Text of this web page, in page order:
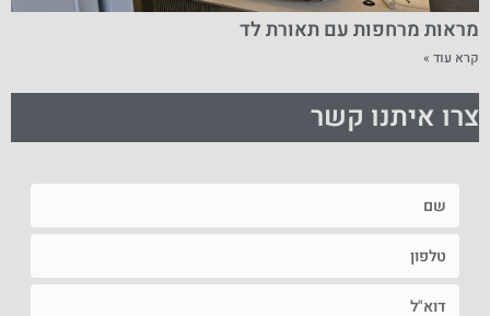
מראות מרחפות עם תאורת לד
קרא עוד »
צרו איתנו קשר